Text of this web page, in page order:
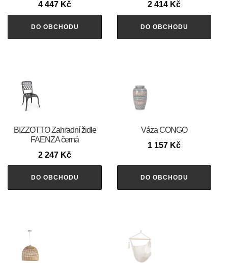
4 447 Kč
DO OBCHODU
2 414 Kč
DO OBCHODU
BIZZOTTO Zahradní židle
FAENZA černá
2 247 Kč
DO OBCHODU
Váza CONGO
1 157 Kč
DO OBCHODU